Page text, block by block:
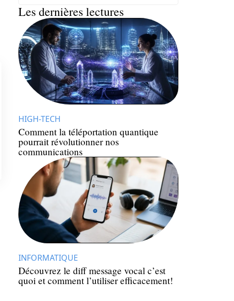
Les dernières lectures
HIGH-TECH
Comment la téléportation quantique
pourrait révolutionner nos
communications
INFORMATIQUE
Découvrez le diff message vocal c’est
quoi et comment l’utiliser efficacement!